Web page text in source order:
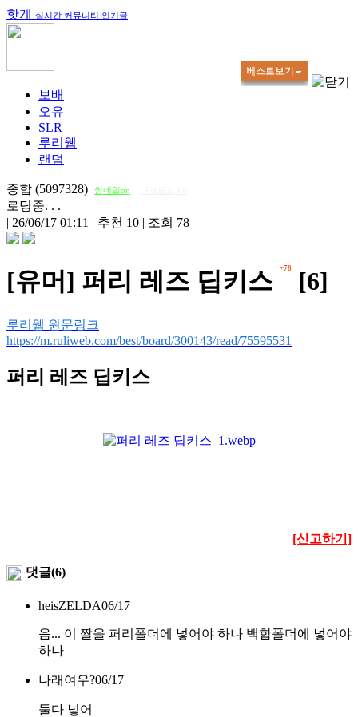
핫게 실시간 커뮤니티 인기글
보배
오유
SLR
루리웹
랜덤
종합 (5097328) 썸네일on
로딩중. . .
| 26/06/17 01:11 | 추천 10 | 조회 78
[유머] 퍼리 레즈 딥키스 +78 [6]
루리웹 원문링크
https://m.ruliweb.com/best/board/300143/read/75595531
퍼리 레즈 딥키스
[신고하기]
댓글(6)
heisZELDA06/17
음... 이 짤을 퍼리폴더에 넣어야 하나 백합폴더에 넣어야
하나
나래여우?06/17
둘다 넣어